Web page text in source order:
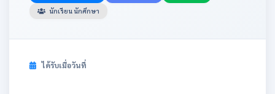
นักเรียน นักศึกษา
ได้รับเมื่อวันที่